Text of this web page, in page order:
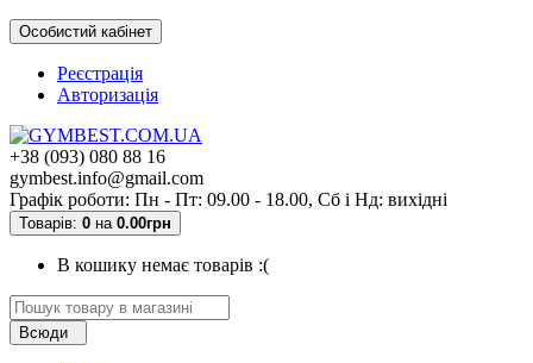
Особистий кабінет
Реєстрація
Авторизація
+38 (093) 080 88 16
gymbest.info@gmail.com
Графік роботи: Пн - Пт: 09.00 - 18.00, Сб і Нд: вихідні
Товарів: 0 на 0.00грн
В кошику немає товарів :(
Всюди